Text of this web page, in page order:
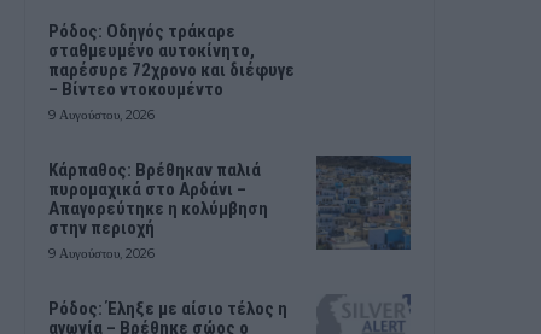
Ρόδος: Οδηγός τράκαρε
σταθμευμένο αυτοκίνητο,
παρέσυρε 72χρονο και διέφυγε
– Βίντεο ντοκουμέντο
9 Αυγούστου, 2026
Κάρπαθος: Βρέθηκαν παλιά
πυρομαχικά στο Αρδάνι –
Απαγορεύτηκε η κολύμβηση
στην περιοχή
9 Αυγούστου, 2026
Ρόδος: Έληξε με αίσιο τέλος η
αγωνία – Βρέθηκε σώος ο